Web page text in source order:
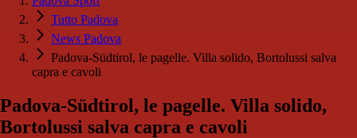
Tutto Padova
News Padova
Padova-Südtirol, le pagelle. Villa solido, Bortolussi salva
capra e cavoli
Padova-Südtirol, le pagelle. Villa solido,
Bortolussi salva capra e cavoli